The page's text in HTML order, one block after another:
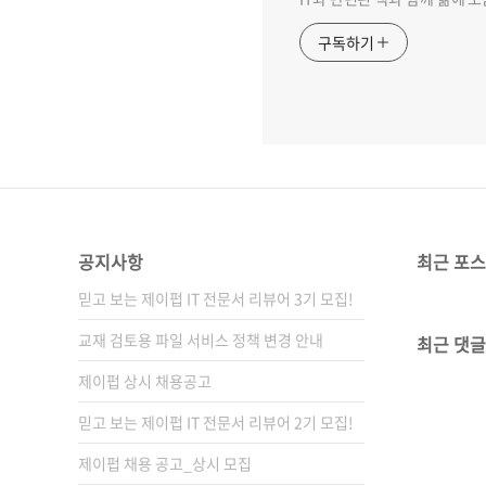
구독하기
공지사항
믿고 보는 제이펍 IT 전문서 리뷰어 3기 모집!
교재 검토용 파일 서비스 정책 변경 안내
제이펍 상시 채용공고
믿고 보는 제이펍 IT 전문서 리뷰어 2기 모집!
제이펍 채용 공고_상시 모집
최근 포
최근 댓글